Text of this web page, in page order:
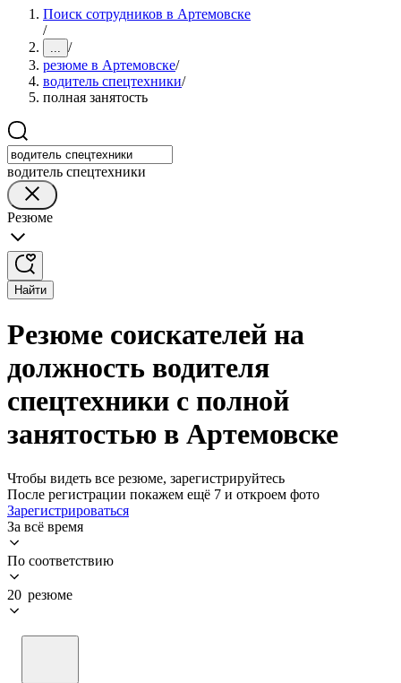
Поиск сотрудников в Артемовске
/
... /
резюме в Артемовске/
водитель спецтехники/
полная занятость
водитель спецтехники
Резюме
Найти
Резюме соискателей на
должность водителя
спецтехники с полной
занятостью в Артемовске
Чтобы видеть все резюме, зарегистрируйтесь
После регистрации покажем ещё 7 и откроем фото
Зарегистрироваться
За всё время
По соответствию
20 резюме